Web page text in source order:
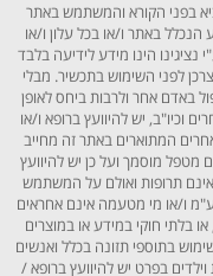
בפני הקורא והמשתמש באתר
הנכלל באתר ו/או בכל עלון ו/או
הינו מידע לידיעה בלבד
לפני השימוש בתכשיר. מבלי
באדם אחר ולרבות ביחס לאופן
וכיו"ב, יש להיוועץ ברופא ו/או
המתוארים באתר זה מחייב
מטפל מוסמך ועל כן יש להיוועץ
תרופות ואולם על המשתמש
ו/או מי מטעמה אינם אחראים
בלתי חוקי במידע או במוצרים
בתוספי תזונה בכלל ואנשים
בפרט יש להיוועץ ברופא /